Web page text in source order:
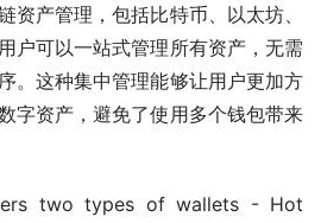
资产管理，包括比特币、以太坊、
户可以一站式管理所有资产，无需
。这种集中管理能够让用户更加方
字资产，避免了使用多个钱包带来
two types of wallets - Hot